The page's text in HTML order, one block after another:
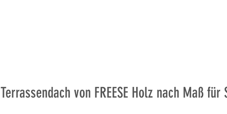
Terrassendach von FREESE Holz nach Maß